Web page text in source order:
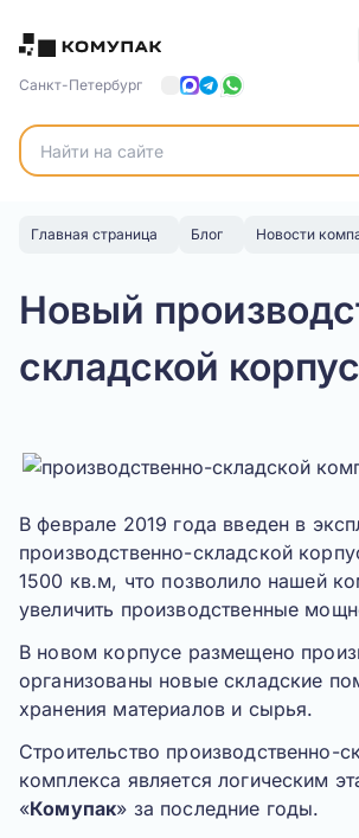
Санкт-Петербург
Главная страница Блог Новости
Новый
складской корпус
В феврале 2019 года введен в
производственно-складской
1500 кв.м, что позволило нашей
увеличить производственные
В новом корпусе размещено
организованы новые складские
хранения материалов и сырья.
Строительство производственно-
комплекса является логическим
«Комупак» за последние годы.